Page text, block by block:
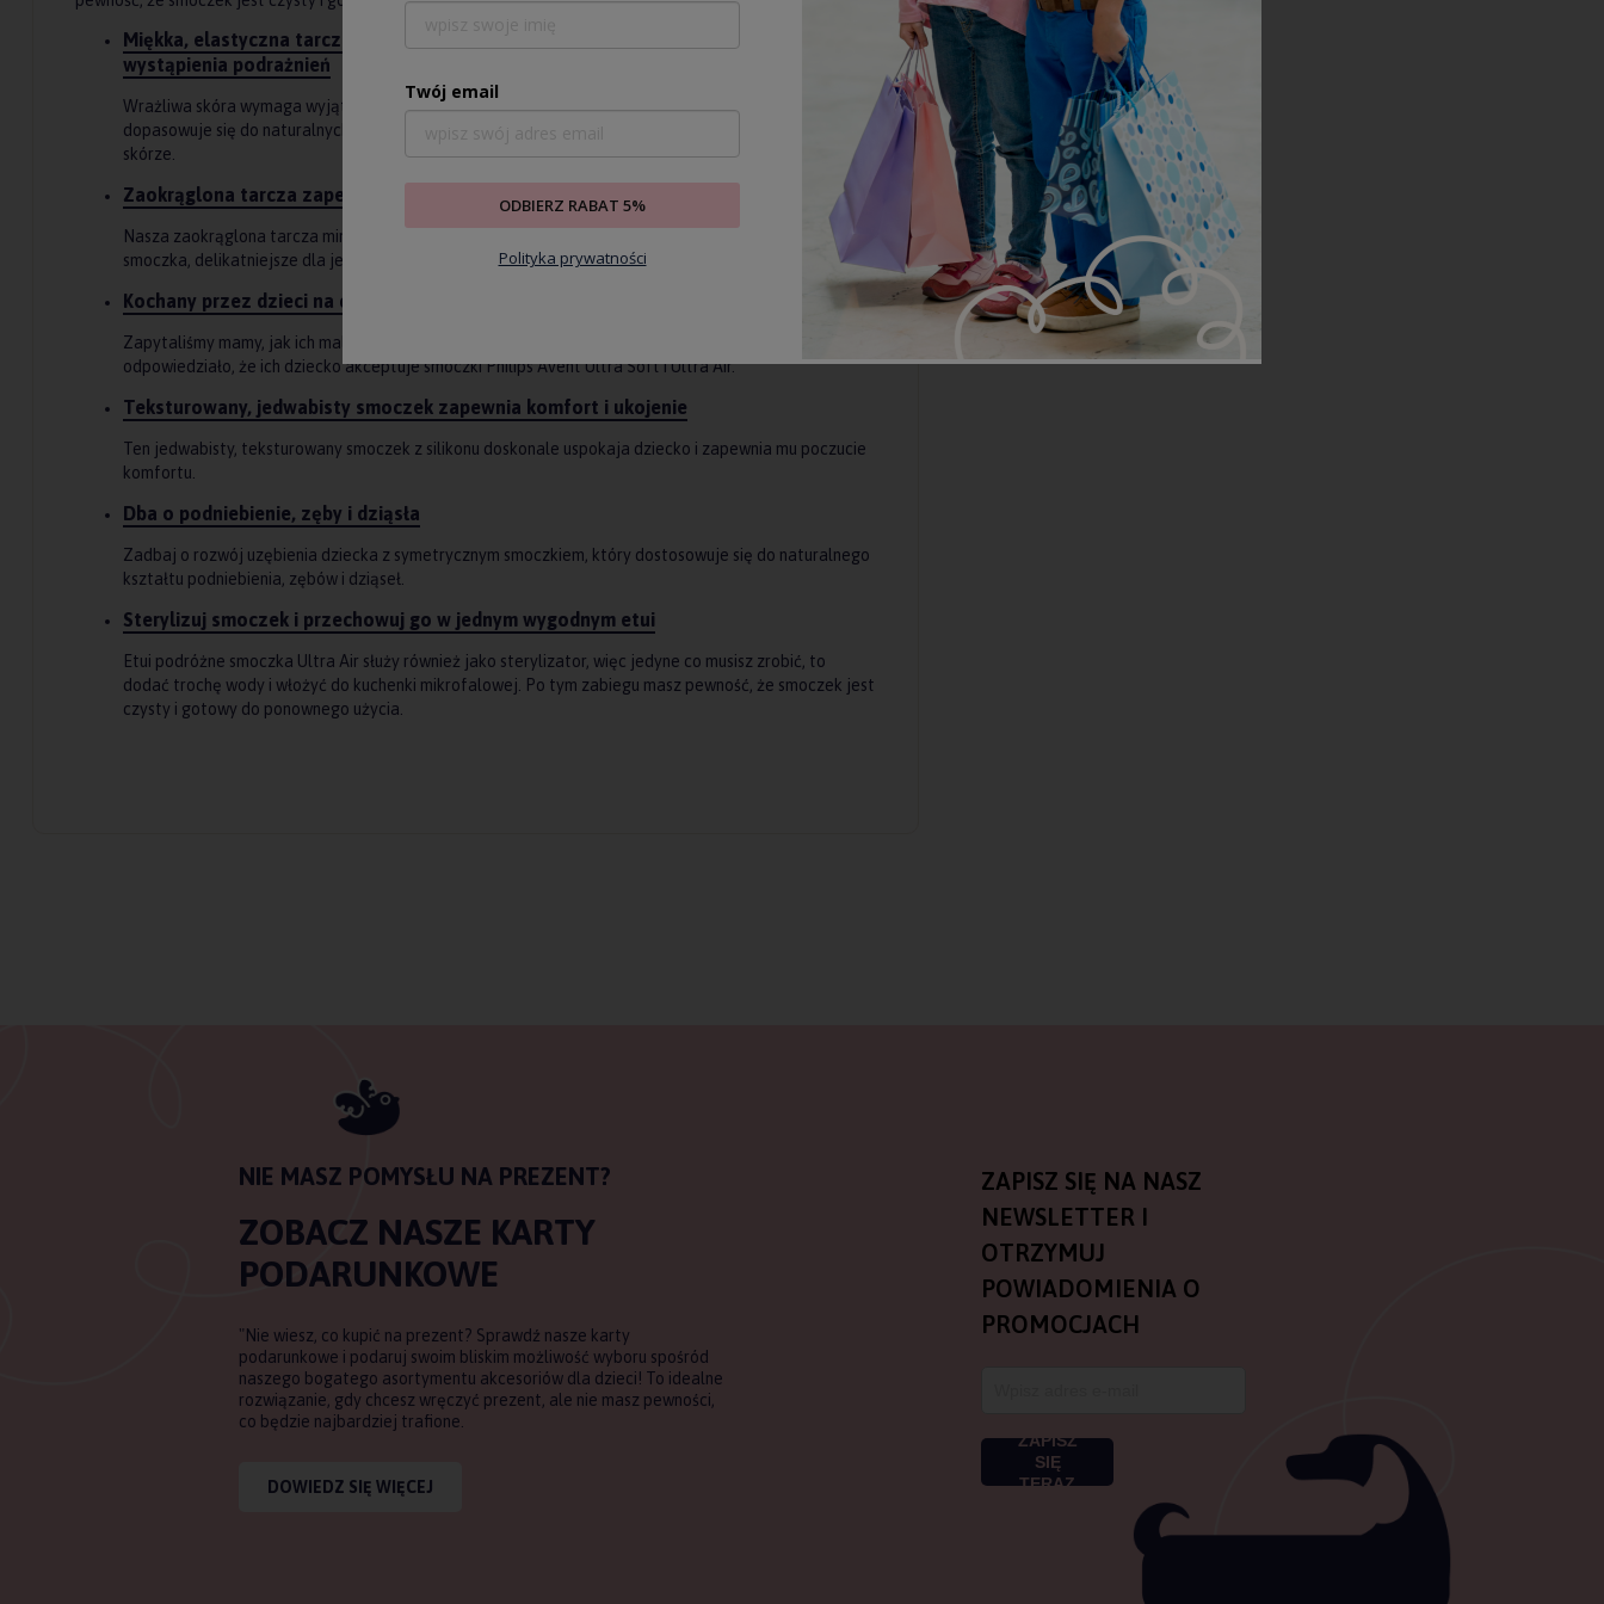
Miękka, elastyczna tarcza pozostawia mniej śladów na skórze i zmniejsza ryzyko
wystąpienia podrażnień
Wrażliwa skóra wymaga wyjątkowej troski. Nasza technologia tarczy sprawia, że smoczek wygodnie
dopasowuje się do naturalnych krzywizn twarzy dziecka. Dzięki temu ogranicza ślady i podrażnienia na
skórze.
Zaokrąglona tarcza zapewnia dodatkową wygodę każdego dnia
Nasza zaokrąglona tarcza minimalizuje nacisk, pozwalając dziecku na przyjemniejsze korzystanie ze
smoczka, delikatniejsze dla jego policzków.
Kochany przez dzieci na całym świecie*
Zapytaliśmy mamy, jak ich maluchy reagują na nasze teksturowane silikonowe smoczki. Średnio 98%
odpowiedziało, że ich dziecko akceptuje smoczki Philips Avent Ultra Soft i Ultra Air.
Teksturowany, jedwabisty smoczek zapewnia komfort i ukojenie
Ten jedwabisty, teksturowany smoczek z silikonu doskonale uspokaja dziecko i zapewnia mu poczucie
komfortu.
Dba o podniebienie, zęby i dziąsła
Zadbaj o rozwój uzębienia dziecka z symetrycznym smoczkiem, który dostosowuje się do naturalnego
kształtu podniebienia, zębów i dziąseł.
Sterylizuj smoczek i przechowuj go w jednym wygodnym etui
Etui podróżne smoczka Ultra Air służy również jako sterylizator, więc jedyne co musisz zrobić, to
dodać trochę wody i włożyć do kuchenki mikrofalowej. Po tym zabiegu masz pewność, że smoczek jest
czysty i gotowy do ponownego użycia.
NIE MASZ POMYSŁU NA PREZENT?
ZOBACZ NASZE KARTY
PODARUNKOWE
"Nie wiesz, co kupić na prezent? Sprawdź nasze karty
podarunkowe i podaruj swoim bliskim możliwość wyboru spośród
naszego bogatego asortymentu akcesoriów dla dzieci! To idealne
rozwiązanie, gdy chcesz wręczyć prezent, ale nie masz pewności,
co będzie najbardziej trafione.
DOWIEDZ SIĘ WIĘCEJ
ZAPISZ SIĘ NA NASZ
NEWSLETTER I
OTRZYMUJ
POWIADOMIENIA O
PROMOCJACH
ZAPISZ
SIĘ
TERAZ
Twój email
ODBIERZ RABAT 5%
Polityka prywatności